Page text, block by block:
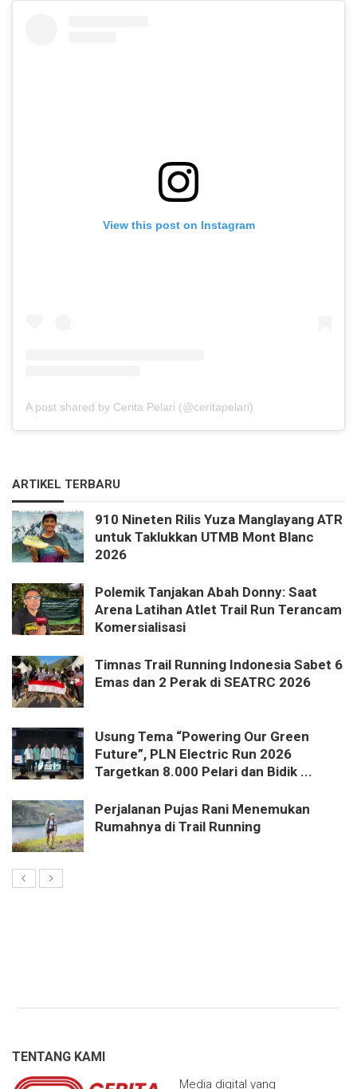
View this post on Instagram
A post shared by Cerita Pelari (@ceritapelari)
ARTIKEL TERBARU
910 Nineten Rilis Yuza Manglayang ATR
untuk Taklukkan UTMB Mont Blanc
2026
Polemik Tanjakan Abah Donny: Saat
Arena Latihan Atlet Trail Run Terancam
Komersialisasi
Timnas Trail Running Indonesia Sabet 6
Emas dan 2 Perak di SEATRC 2026
Usung Tema “Powering Our Green
Future”, PLN Electric Run 2026
Targetkan 8.000 Pelari dan Bidik ...
Perjalanan Pujas Rani Menemukan
Rumahnya di Trail Running
TENTANG KAMI
Media digital yang